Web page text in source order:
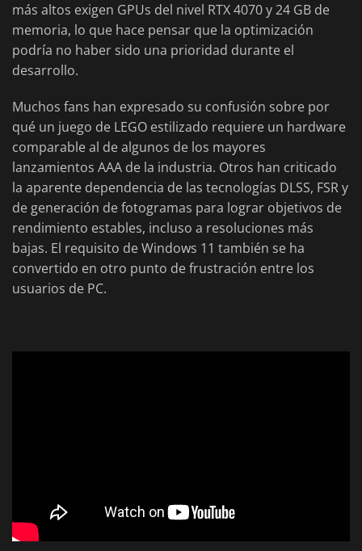
más altos exigen GPUs del nivel RTX 4070 y 24 GB de
memoria, lo que hace pensar que la optimización
podría no haber sido una prioridad durante el
desarrollo.
Muchos fans han expresado su confusión sobre por
qué un juego de LEGO estilizado requiere un hardware
comparable al de algunos de los mayores
lanzamientos AAA de la industria. Otros han criticado
la aparente dependencia de las tecnologías DLSS, FSR y
de generación de fotogramas para lograr objetivos de
rendimiento estables, incluso a resoluciones más
bajas. El requisito de Windows 11 también se ha
convertido en otro punto de frustración entre los
usuarios de PC.